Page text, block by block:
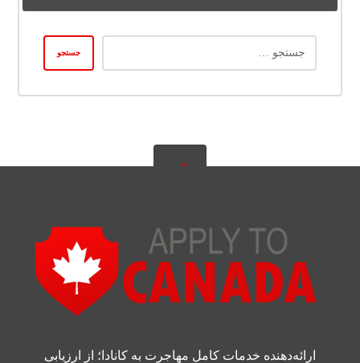
ارائه‌دهنده خدمات کامل مهاجرت به کانادا؛ از ارزیابی